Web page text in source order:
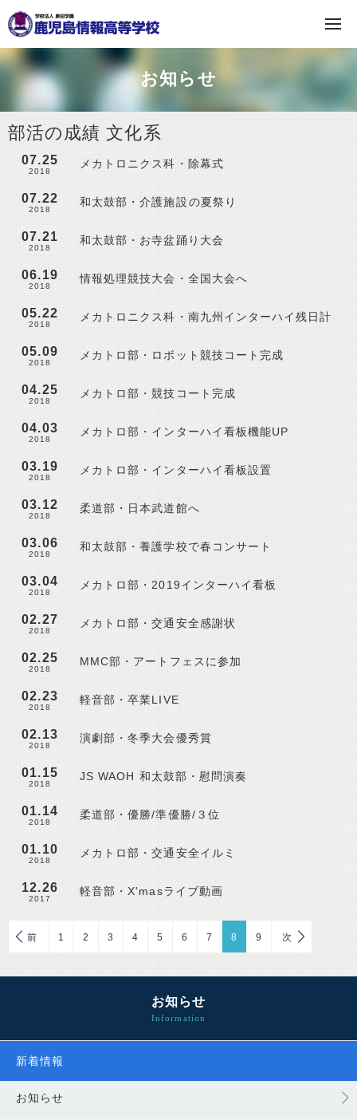
お知らせ
部活の成績 文化系
07.25
2018
メカトロニクス科・除幕式
07.22
2018
和太鼓部・介護施設の夏祭り
07.21
2018
和太鼓部・お寺盆踊り大会
06.19
2018
情報処理競技大会・全国大会へ
05.22
2018
メカトロニクス科・南九州インターハイ残日計
05.09
2018
メカトロ部・ロボット競技コート完成
04.25
2018
メカトロ部・競技コート完成
04.03
2018
メカトロ部・インターハイ看板機能UP
03.19
2018
メカトロ部・インターハイ看板設置
03.12
2018
柔道部・日本武道館へ
03.06
2018
和太鼓部・養護学校で春コンサート
03.04
2018
メカトロ部・2019インターハイ看板
02.27
2018
メカトロ部・交通安全感謝状
02.25
2018
MMC部・アートフェスに参加
02.23
2018
軽音部・卒業LIVE
02.13
2018
演劇部・冬季大会優秀賞
01.15
2018
JS WAOH 和太鼓部・慰問演奏
01.14
2018
柔道部・優勝/準優勝/３位
01.10
2018
メカトロ部・交通安全イルミ
12.26
2017
軽音部・X'masライブ動画
前 1 2 3 4 5 6 7 8 9 次
お知らせ
新着情報
お知らせ